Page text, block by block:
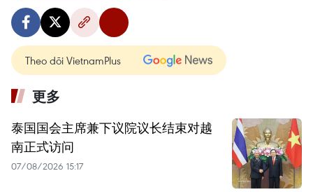
Theo dõi VietnamPlus
更多
泰国国会主席兼下议院议长结束对越
南正式访问
07/08/2026 15:17